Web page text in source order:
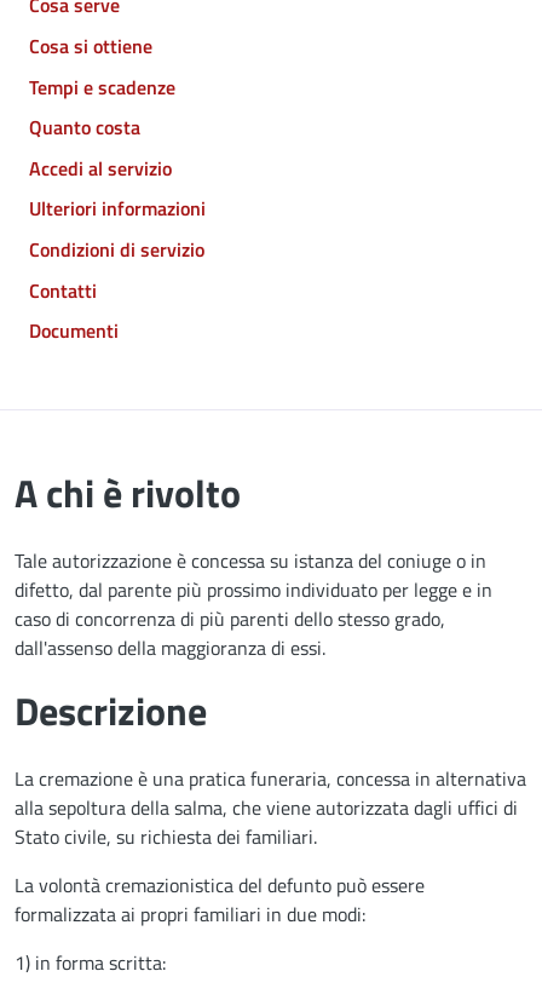
Cosa si ottiene
Tempi e scadenze
Quanto costa
Accedi al servizio
Ulteriori informazioni
Condizioni di servizio
Contatti
Documenti
A chi è rivolto
Tale autorizzazione è concessa su istanza del coniuge o in
difetto, dal parente più prossimo individuato per legge e in
caso di concorrenza di più parenti dello stesso grado,
dall'assenso della maggioranza di essi.
Descrizione
La cremazione è una pratica funeraria, concessa in alternativa
alla sepoltura della salma, che viene autorizzata dagli uffici di
Stato civile, su richiesta dei familiari.
La volontà cremazionistica del defunto può essere
formalizzata ai propri familiari in due modi:
1) in forma scritta: